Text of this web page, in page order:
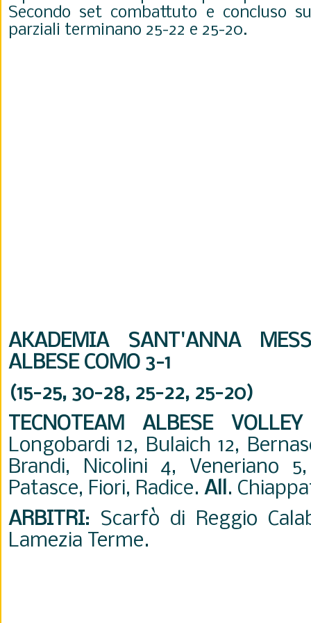
Secondo set combattuto e concluso
parziali terminano 25-22 e 25-20.
AKADEMIA SANT'ANNA
ALBESE COMO 3-1
(15-25, 30-28, 25-22, 25-20)
TECNOTEAM ALBESE
Longobardi 12, Bulaich 12,
Brandi, Nicolini 4, Veneriano
Patasce, Fiori, Radice. All.
ARBITRI: Scarfò di Reggio
Lamezia Terme.